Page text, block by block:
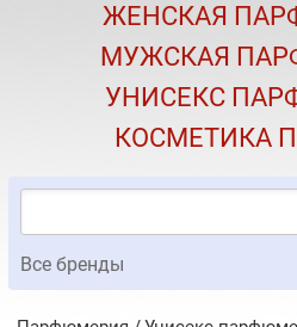
О
ПОДАРКИ К
ЖЕНСКАЯ
МУЖСКАЯ
УНИСЕКС
КОСМЕТИКА
Все бренды